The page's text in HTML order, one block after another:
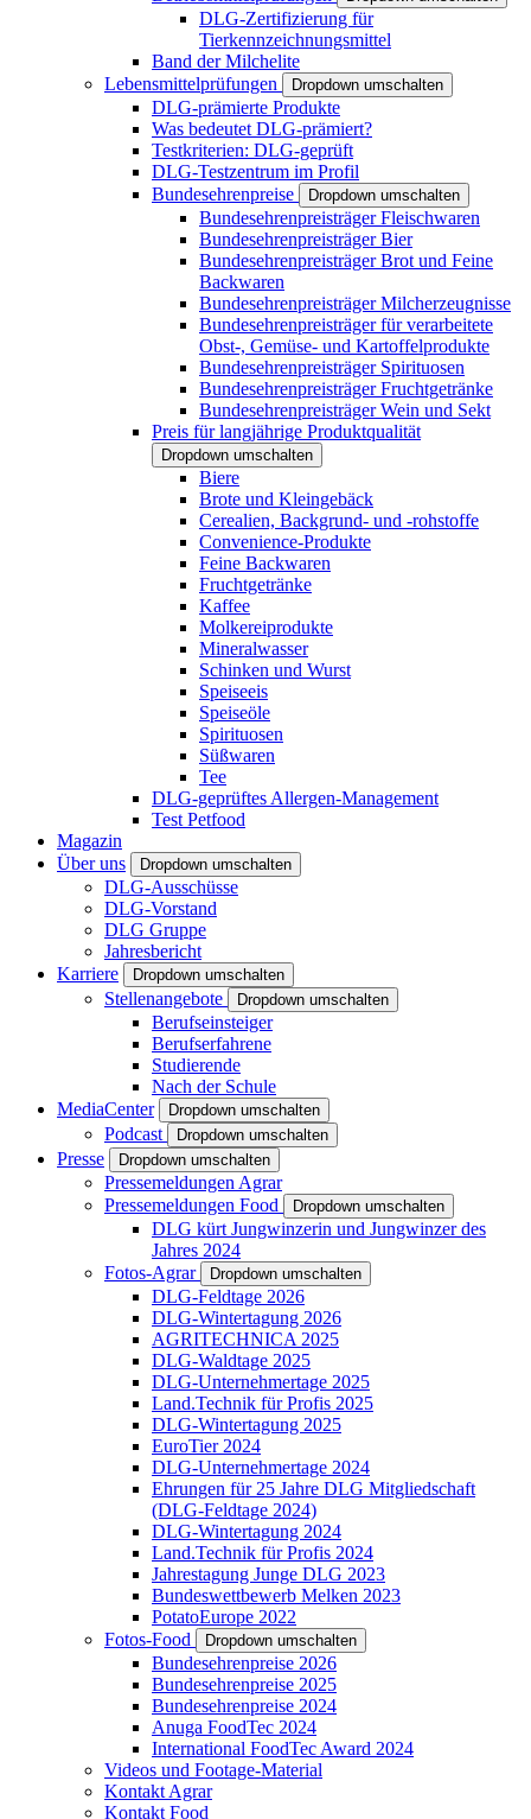
DLG-Zertifizierung für
Tierkennzeichnungsmittel
Band der Milchelite
Lebensmittelprüfungen
Dropdown umschalten
DLG-prämierte Produkte
Was bedeutet DLG-prämiert?
Testkriterien: DLG-geprüft
DLG-Testzentrum im Profil
Bundesehrenpreise
Dropdown umschalten
Bundesehrenpreisträger Fleischwaren
Bundesehrenpreisträger Bier
Bundesehrenpreisträger Brot und Feine
Backwaren
Bundesehrenpreisträger Milcherzeugnisse
Bundesehrenpreisträger für verarbeitete
Obst-, Gemüse- und Kartoffelprodukte
Bundesehrenpreisträger Spirituosen
Bundesehrenpreisträger Fruchtgetränke
Bundesehrenpreisträger Wein und Sekt
Preis für langjährige Produktqualität
Dropdown umschalten
Biere
Brote und Kleingebäck
Cerealien, Backgrund- und -rohstoffe
Convenience-Produkte
Feine Backwaren
Fruchtgetränke
Kaffee
Molkereiprodukte
Mineralwasser
Schinken und Wurst
Speiseeis
Speiseöle
Spirituosen
Süßwaren
Tee
DLG-geprüftes Allergen-Management
Test Petfood
Magazin
Über uns
Dropdown umschalten
DLG-Ausschüsse
DLG-Vorstand
DLG Gruppe
Jahresbericht
Karriere
Dropdown umschalten
Stellenangebote Dropdown umschalten
Berufseinsteiger
Berufserfahrene
Studierende
Nach der Schule
MediaCenter
Dropdown umschalten
Podcast Dropdown umschalten
Presse Dropdown umschalten
Pressemeldungen Agrar
Pressemeldungen Food
Dropdown umschalten
DLG kürt Jungwinzerin und Jungwinzer des
Jahres 2024
Fotos-Agrar
Dropdown umschalten
DLG-Feldtage 2026
DLG-Wintertagung 2026
AGRITECHNICA 2025
DLG-Waldtage 2025
DLG-Unternehmertage 2025
Land.Technik für Profis 2025
DLG-Wintertagung 2025
EuroTier 2024
DLG-Unternehmertage 2024
Ehrungen für 25 Jahre DLG Mitgliedschaft
(DLG-Feldtage 2024)
DLG-Wintertagung 2024
Land.Technik für Profis 2024
Jahrestagung Junge DLG 2023
Bundeswettbewerb Melken 2023
PotatoEurope 2022
Fotos-Food
Dropdown umschalten
Bundesehrenpreise 2026
Bundesehrenpreise 2025
Bundesehrenpreise 2024
Anuga FoodTec 2024
International FoodTec Award 2024
Videos und Footage-Material
Kontakt Agrar
Kontakt Food